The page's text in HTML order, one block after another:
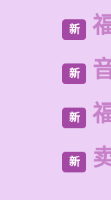
新
新
新
新